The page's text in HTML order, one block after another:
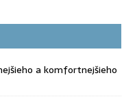
a komfortnejšieho